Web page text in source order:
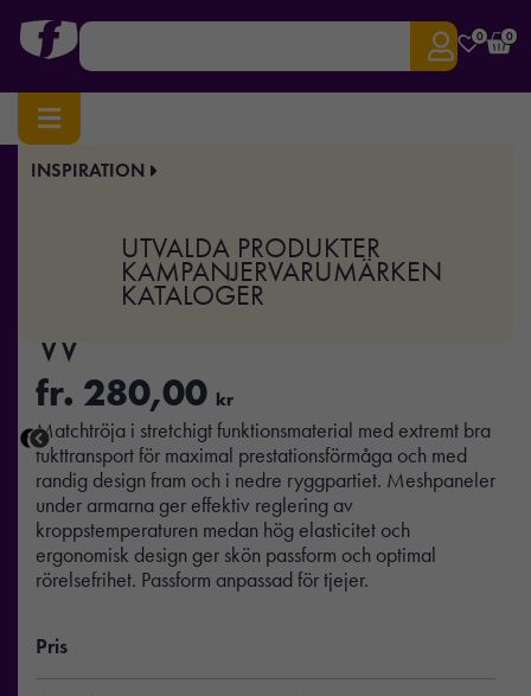
0 0
INSPIRATION
UTVALDA PRODUKTER
KAMPANJERVARUMÄRKEN
KATALOGER
Hem/Sport & Träning / Progress Jersey Stripe W
Progress Jersey Stripe
W
fr. 280,00 kr
Matchtröja i stretchigt funktionsmaterial med extremt bra
fukttransport för maximal prestationsförmåga och med
randig design fram och i nedre ryggpartiet. Meshpaneler
under armarna ger effektiv reglering av
kroppstemperaturen medan hög elasticitet och
ergonomisk design ger skön passform och optimal
rörelsefrihet. Passform anpassad för tjejer.
Pris